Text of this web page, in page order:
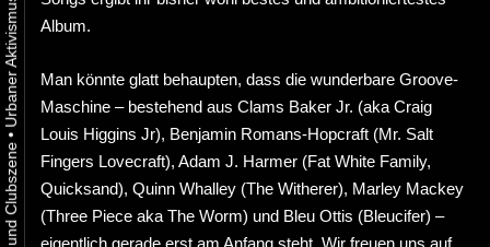
•
Album.
Man könnte glatt behaupten, dass die wunderbare Groove-
Maschine – bestehend aus Clams Baker Jr. (aka Craig
Louis Higgins Jr), Benjamin Romans-Hopcraft (Mr. Salt
Fingers Lovecraft), Adam J. Harmer (Fat White Family,
Quicksand), Quinn Whalley (The Witherer), Marley Mackey
(Three Piece aka The Worm) und Bleu Ottis (Bleucifer) –
eigentlich gerade erst am Anfang steht. Wir freuen uns auf